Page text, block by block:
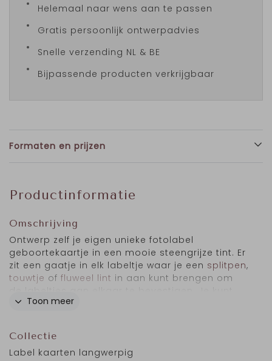
Helemaal naar wens aan te passen
Gratis persoonlijk ontwerpadvies
Snelle verzending NL & BE
Bijpassende producten verkrijgbaar
Formaten en prijzen
Productinformatie
Omschrijving
Ontwerp zelf je eigen unieke fotolabel
geboortekaartje in een mooie steengrijze tint. Er
zit een gaatje in elk labeltje waar je een splitpen,
touwtje of fluweel lint in aan kunt brengen om
de achtergrond, kleur en lettertype naar wens
toegepast met zwartfolie, maar dit kun je ook
aanpassen. Het formaat van dit label
Toon meer
Collectie
Label kaarten langwerpig